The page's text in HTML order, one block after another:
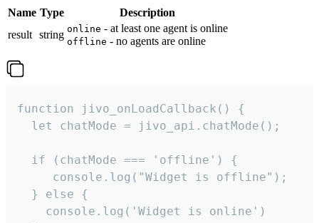
Name Type
Description
result string online - at least one agent is online
offline - no agents are online
function jivo_onLoadCallback() {
  let chatMode = jivo_api.chatMode();
  if (chatMode === 'offline') {
     console.log("Widget is offline");
  } else {
    console.log('Widget is online')